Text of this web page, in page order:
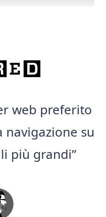
web preferito
su
più grandi”